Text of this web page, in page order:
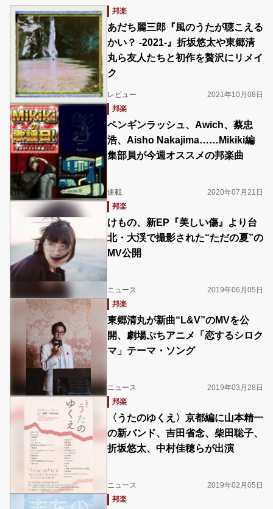
邦楽
あだち麗三郎『風のうたが聴こえる
かい？ -2021-』折坂悠太や東郷清
丸ら友人たちと初作を贅沢にリメイ
ク
レビュー
2021年10月08日
邦楽
ペンギンラッシュ、Awich、蔡忠
浩、Aisho Nakajima……Mikiki編
集部員が今週オススメの邦楽曲
連載
2020年07月21日
邦楽
けもの、新EP『美しい傷』より台
北・大渓で撮影された“ただの夏”の
MV公開
ニュース
2019年06月05日
邦楽
東郷清丸が新曲“L&V”のMVを公
開、劇場ぷちアニメ「恋するシロク
マ」テーマ・ソング
ニュース
2019年03月28日
邦楽
〈うたのゆくえ〉京都編に山本精一
の新バンド、吉田省念、柴田聡子、
折坂悠太、中村佳穂らが出演
ニュース
2019年02月05日
邦楽